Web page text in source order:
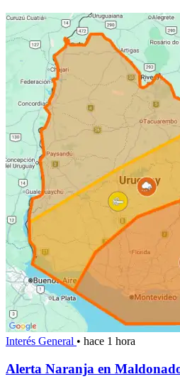
Interés General • hace 1 hora
Alerta Naranja en